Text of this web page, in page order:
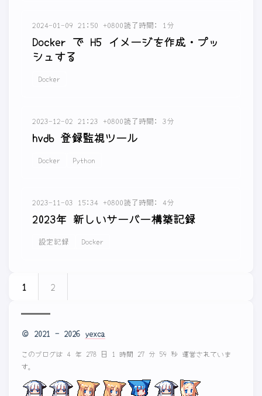
2024-01-09 21:50 +0800読了時間: 1分
Docker で H5 イメージを作成・プッ
シュする
Docker
2023-12-02 21:23 +0800読了時間: 3分
hvdb 登録監視ツール
Docker Python
2023-11-03 15:34 +0800読了時間: 4分
2023年 新しいサーバー構築記録
設定記録 Docker
1 2
© 2021 - 2026 yexca
このブログは 4 年 278 日 1 時間 27 分 59 秒 運営されていま
す。